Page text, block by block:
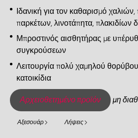
Ιδανική για τον καθαρισμό
παρκέτων, λινοτάπητα, πλακιδίων
Μπροστινός αισθητήρας με
συγκρούσεων
Λειτουργία πολύ χαμηλού
κατοικίδια
Αρχειοθετημένο προϊόν μη
Αξεσουάρ Λήψεις